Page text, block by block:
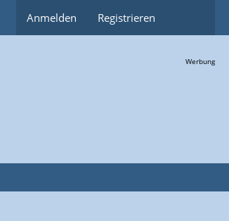
Anmelden Registrieren
Werbung